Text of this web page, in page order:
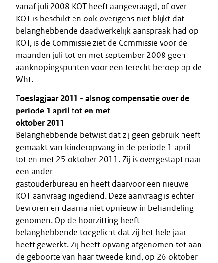
vanaf juli 2008 KOT heeft aangevraagd, of over
KOT is beschikt en ook overigens niet blijkt dat
belanghebbende daadwerkelijk aanspraak had op
KOT, is de Commissie ziet de Commissie voor de
maanden juli tot en met september 2008 geen
aanknopingspunten voor een terecht beroep op de
Wht.
Toeslagjaar 2011 - alsnog compensatie over de
periode 1 april tot en met
oktober 2011
Belanghebbende betwist dat zij geen gebruik heeft
gemaakt van kinderopvang in de periode 1 april
tot en met 25 oktober 2011. Zij is overgestapt naar
een ander
gastouderbureau en heeft daarvoor een nieuwe
KOT aanvraag ingediend. Deze aanvraag is echter
bevroren en daarna niet opnieuw in behandeling
genomen. Op de hoorzitting heeft
belanghebbende toegelicht dat zij het hele jaar
heeft gewerkt. Zij heeft opvang afgenomen tot aan
de geboorte van haar tweede kind, op 26 oktober